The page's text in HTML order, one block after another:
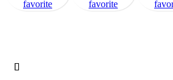
favorite
favorite